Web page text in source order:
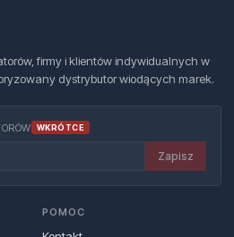
firmy i klientów indywidualnych w
dystrybutor wiodących marek.
WKRÓTCE
Zapisz
POMOC